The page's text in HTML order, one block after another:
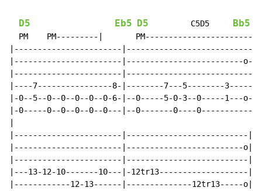
D5 Eb5 D5
         C5D5
Bb5
PM    PM---------|
|-----------------------
|-----------------------|-------------------------
|-----------------------
|----7----------------8-|--------7---5--------
|-0--5--0--0--0--0--0-6-|--0-----5-0-3--0-----1---
|-0-----0--0--0--0--0---|--0-------0----
|-----------------------|--------------------------||
|-----------------------|-------------------------o||
|-----------------------|--------------------------||
|---13-12-10-------10---|-12tr13-------------------||
|------------12-13------|--------------12tr13-----o||